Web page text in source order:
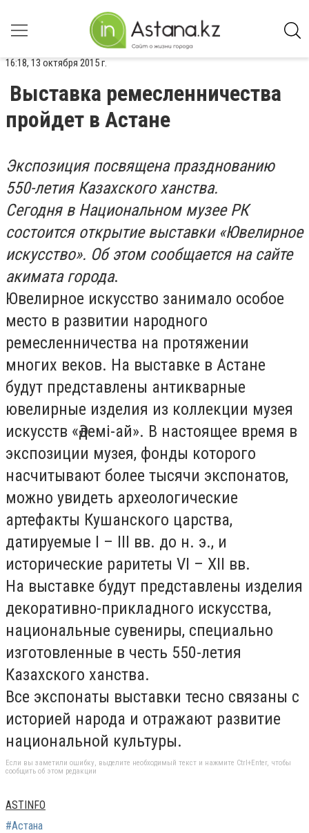
16:18, 13 октября 2015 г.
Выставка ремесленничества
пройдет в Астане
Экспозиция посвящена празднованию
550-летия Казахского ханства.
Сегодня в Национальном музее РК
состоится открытие выставки «Ювелирное
искусство». Об этом сообщается на сайте
акимата города.
Ювелирное искусство занимало особое
место в развитии народного
ремесленничества на протяжении
многих веков. На выставке в Астане
будут представлены антикварные
ювелирные изделия из коллекции музея
искусств «Әдемі-ай». В настоящее время в
экспозиции музея, фонды которого
насчитывают более тысячи экспонатов,
можно увидеть археологические
артефакты Кушанского царства,
датируемые І – ІІІ вв. до н. э., и
исторические раритеты VI – ХII вв.
На выставке будут представлены изделия
декоративно-прикладного искусства,
национальные сувениры, специально
изготовленные в честь 550-летия
Казахского ханства.
Все экспонаты выставки тесно связаны с
историей народа и отражают развитие
национальной культуры.
Если вы заметили ошибку, выделите необходимый текст и нажмите Ctrl+Enter, чтобы
сообщить об этом редакции
ASTINFO
#Астана